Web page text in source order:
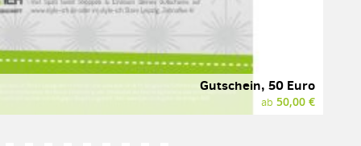
Gutschein, 50 Euro
ab 50,00 €